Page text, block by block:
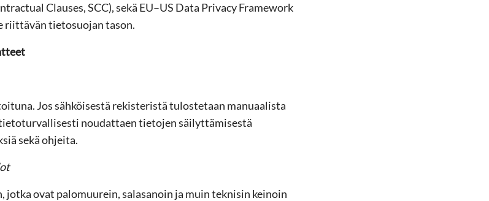
Clauses, SCC), sekä EU–US Data Privacy Framework
riittävän tietosuojan tason.
Jos sähköisestä rekisteristä tulostetaan manuaalista
noudattaen tietojen säilyttämisestä
sekä ohjeita.
ovat palomuurein, salasanoin ja muin teknisin keinoin